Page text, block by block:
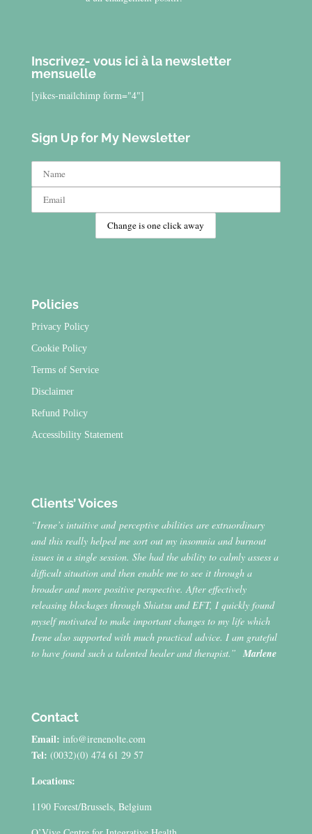
Inscrivez- vous ici à la newsletter
mensuelle
[yikes-mailchimp form="4"]
Sign Up for My Newsletter
Policies
Privacy Policy
Cookie Policy
Terms of Service
Disclaimer
Refund Policy
Accessibility Statement
Clients’ Voices
“Irene’s intuitive and perceptive abilities are extraordinary
and this really helped me sort out my insomnia and burnout
issues in a single session. She had the ability to calmly assess a
difficult situation and then enable me to see it through a
broader and more positive perspective. After effectively
releasing blockages through Shiatsu and EFT, I quickly found
myself motivated to make important changes to my life which
Irene also supported with much practical advice. I am grateful
to have found such a talented healer and therapist.” Marlene
Contact
Email: info@irenenolte.com
Tel: (0032)(0) 474 61 29 57
Locations:
1190 Forest/Brussels, Belgium